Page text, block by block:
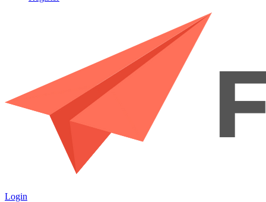
Login